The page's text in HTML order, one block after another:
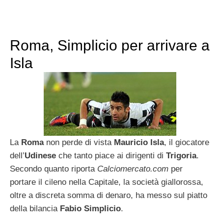
Roma, Simplicio per arrivare a
Isla
La Romanon perde di vista Mauricio Isla, il giocatore
dell’Udinese che tanto piace ai dirigenti di Trigoria.
Secondo quanto riporta Calciomercato.com per
portare il cileno nella Capitale, la società giallorossa,
oltre a discreta somma di denaro, ha messo sul piatto
della bilancia Fabio Simplicio.